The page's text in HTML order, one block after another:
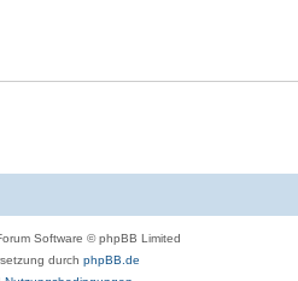
Software © phpBB Limited
durch phpBB.de